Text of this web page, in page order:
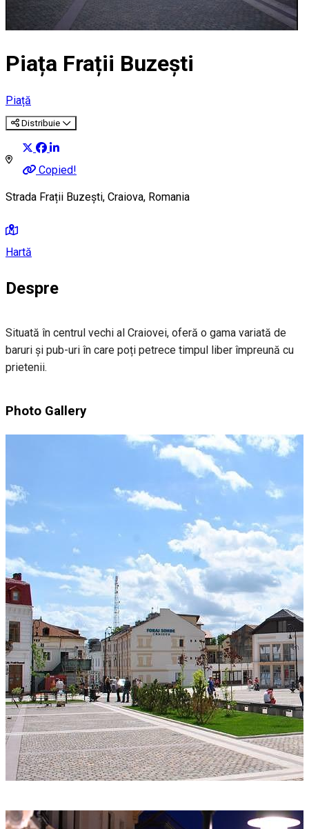
Piața Frații Buzești
Piață
Distribuie
Copied!
Strada Frații Buzești, Craiova, Romania
Hartă
Despre
Situată în centrul vechi al Craiovei, oferă o gama variată de
baruri și pub-uri în care poți petrece timpul liber împreună cu
prietenii.
Photo Gallery